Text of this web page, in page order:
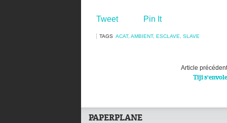
Tweet Pin It
TAGS ACAT, AMBIENT, ESCLAVE, SLAVE
Article précédent
Tiji s'envole
PAPERPLANE